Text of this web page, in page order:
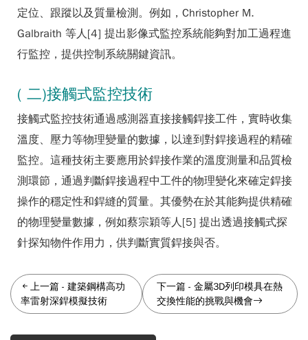
定位、跟蹤以及質量檢測。例如，Christopher M.
Galbraith 等人[4] 提出影像式監控系統能夠對加工過程進
行監控，提供控制系統關鍵資訊。
( 二)接觸式監控技術
接觸式監控技術通過感測器直接接觸銲接工件，實時收集
溫度、壓力等物理變量的數據，以達到對銲接過程的精確
監控。這種技術主要應用於銲接作業的溫度測量和品質檢
測環節，通過判斷銲接過程中工件的物理變化來確定銲接
操作的穩定性和銲縫的質量。其優勢在於其能夠提供精確
的物理變量數據，例如蔡宗穎等人[5] 提出透過接觸式探
針探知物件作用力，供判斷實質銲接與否。
上一篇 - 建築鋼構高功
率雷射深銲模擬技術
下一篇 -金屬3D列印模具在熱
交換性能的挑戰與機會